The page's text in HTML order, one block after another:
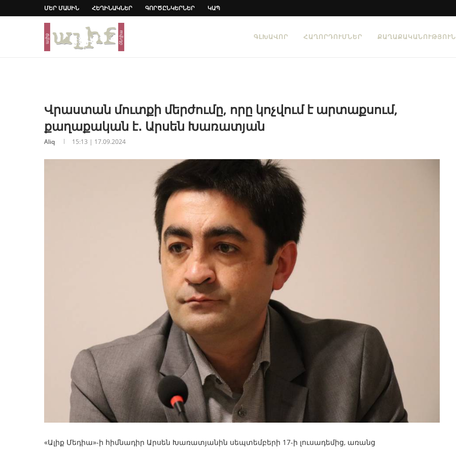
ՄԵՐ ՄԱՍԻՆ ՀԵՂԻՆԱԿՆԵՐ ԳՈՐԾԸՆԿԵՐՆԵՐ ԿԱՊ
ԳԼԽԱՎՈՐ ՀԱՂՈՐԴՈՒՄՆԵՐ ՔԱՂԱՔԱԿԱՆՈՒԹՅՈՒՆ
Վրաստան մուտքի մերժումը, որը կոչվում է արտաքսում,
քաղաքական է․ Արսեն Խառատյան
Aliq 15:13 | 17.09.2024
«Ալիք Մեդիա»-ի հիմնադիր Արսեն Խառատյանին սեպտեմբերի 17-ի լուսադեմից, առանց